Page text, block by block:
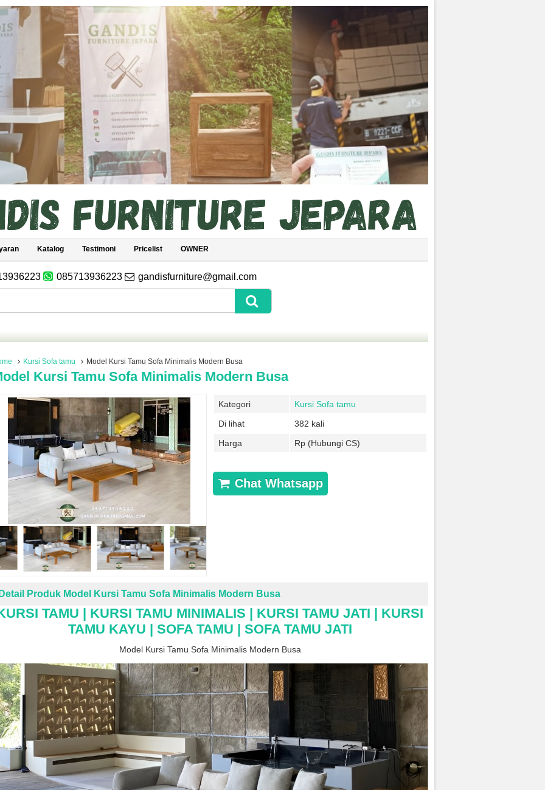
Katalog Testimoni Pricelist OWNER
085713936223 gandisfurniture@gmail.com
Kursi Sofa tamu Model Kursi Tamu Sofa Minimalis Modern Busa
Kursi Tamu Sofa Minimalis Modern Busa
Kategori
Kursi Sofa tamu
Di lihat
382 kali
Harga
Rp (Hubungi CS)
Chat Whatsapp
Produk Model Kursi Tamu Sofa Minimalis Modern Busa
TAMU | KURSI TAMU MINIMALIS | KURSI TAMU JATI | KURSI
TAMU KAYU | SOFA TAMU | SOFA TAMU JATI
Model Kursi Tamu Sofa Minimalis Modern Busa